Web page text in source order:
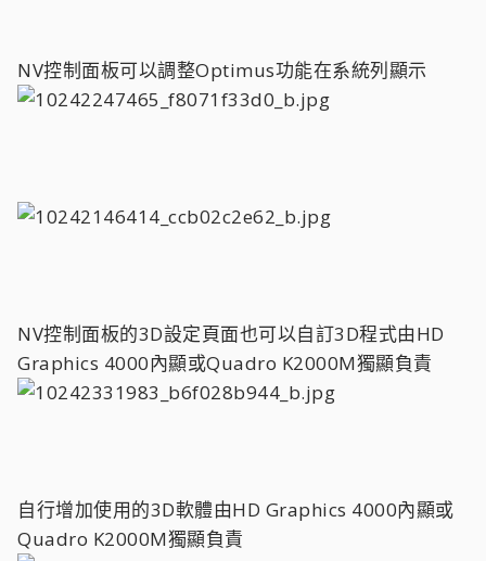
NV控制面板可以調整Optimus功能在系統列顯示
NV控制面板的3D設定頁面也可以自訂3D程式由HD
Graphics 4000內顯或Quadro K2000M獨顯負責
自行增加使用的3D軟體由HD Graphics 4000內顯或
Quadro K2000M獨顯負責